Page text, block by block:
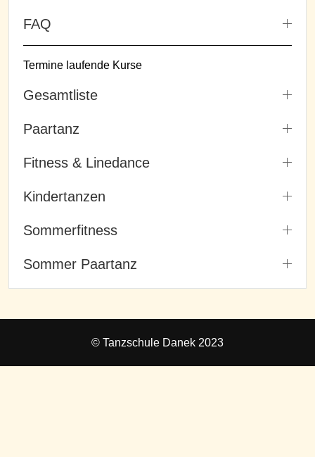
FAQ
Termine laufende Kurse
Gesamtliste
Paartanz
Fitness & Linedance
Kindertanzen
Sommerfitness
Sommer Paartanz
© Tanzschule Danek 2023